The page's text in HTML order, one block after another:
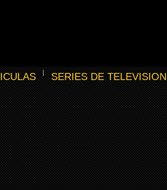
SERIES DE TELEVISION